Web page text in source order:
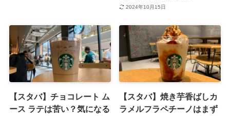
2024年10月15日
【スタバ】チョコレート ム
ース ラテは苦い？気になる
【スタバ】焼き芋香ばしカ
ラメルフラペチーノはまず